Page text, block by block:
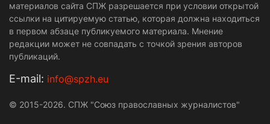
материалов сайта СПЖ разрешается при условии открытой
ссылки на цитируемую статью, которая должна находиться
в первом абзаце публикуемого материала. Мнение
редакции может не совпадать с точкой зрения авторов
публикаций.
Е-mail: info@spzh.eu
© 2015-2026. СПЖ "Союз православных журналистов"